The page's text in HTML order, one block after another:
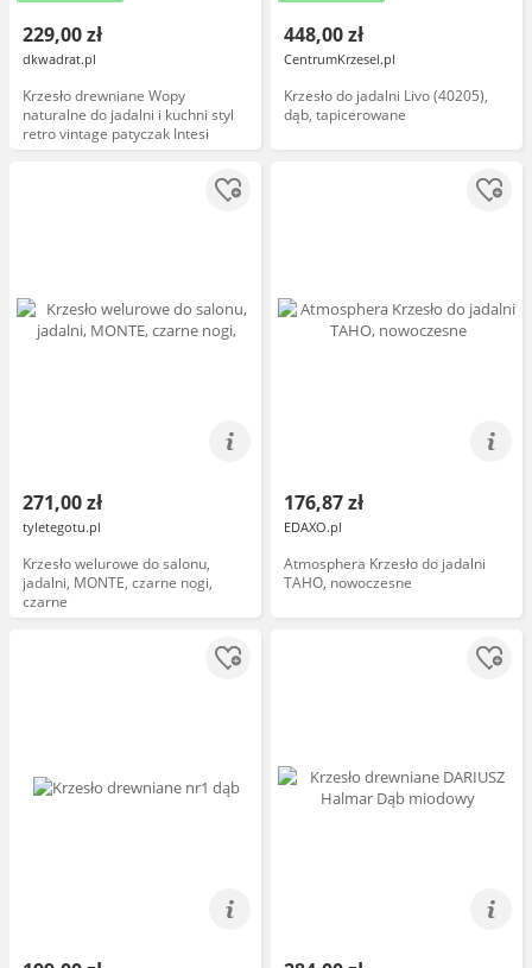
229,00 zł
dkwadrat.pl
Krzesło drewniane Wopy
naturalne do jadalni i kuchni styl
retro vintage patyczak Intesi
448,00 zł
CentrumKrzesel.pl
Krzesło do jadalni Livo (40205),
dąb, tapicerowane
271,00 zł
tyletegotu.pl
Krzesło welurowe do salonu,
jadalni, MONTE, czarne nogi,
czarne
176,87 zł
EDAXO.pl
Atmosphera Krzesło do jadalni
TAHO, nowoczesne